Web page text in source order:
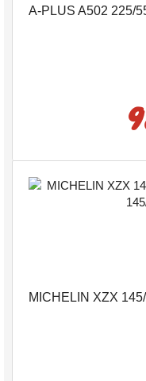
A-PLUS A502 225/
MICHELIN XZX